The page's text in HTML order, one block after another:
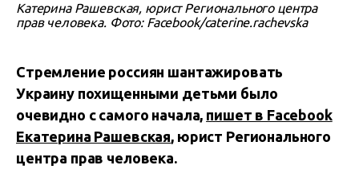
Катерина Рашевская, юрист Регионального центра
прав человека. Фото: Facebook/caterine.rachevska
Стремление россиян шантажировать
Украину похищенными детьми было
очевидно с самого начала, пишет в Facebook
Екатерина Рашевская, юрист Регионального
центра прав человека.